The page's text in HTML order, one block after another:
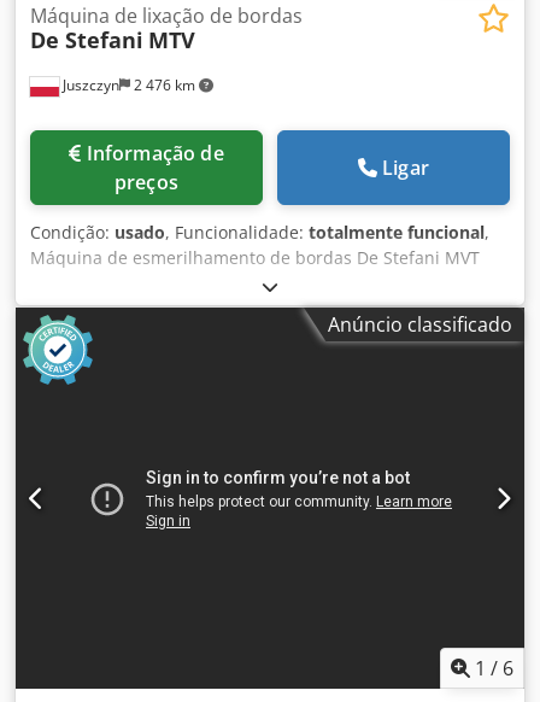
Juszczyn 2 476 km
Máquina de lixação de bordas
De Stefani MTV
preços
Ligar
Condição: usado, Funcionalidade: totalmente funcional,
Máquina de esmerilhamento de bordas De Stefani MVT
Dkedpfx Ajznu D Rsi Rsr 1 unidade de esmerilhamento
Altura máxima da peça: 100 mm Motor da unidade de
esmerilhamento: 2,5 kW Unidade de esmerilhamento com
afiação automática Ajuste manual da unidade de
esmerilhamento Ajuste manual do ângulo da unidade
Anúncio classificado
1 / 6